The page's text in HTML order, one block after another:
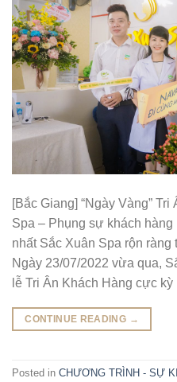
[Bắc Giang] “Ngày Vàng”
Spa – Phụng sự khách
nhất Sắc Xuân Spa rộn
Ngày 23/07/2022 vừa qua,
lễ Tri Ân Khách Hàng cực kỳ
CONTINUE READING →
Posted in CHƯƠNG TRÌNH - SỰ